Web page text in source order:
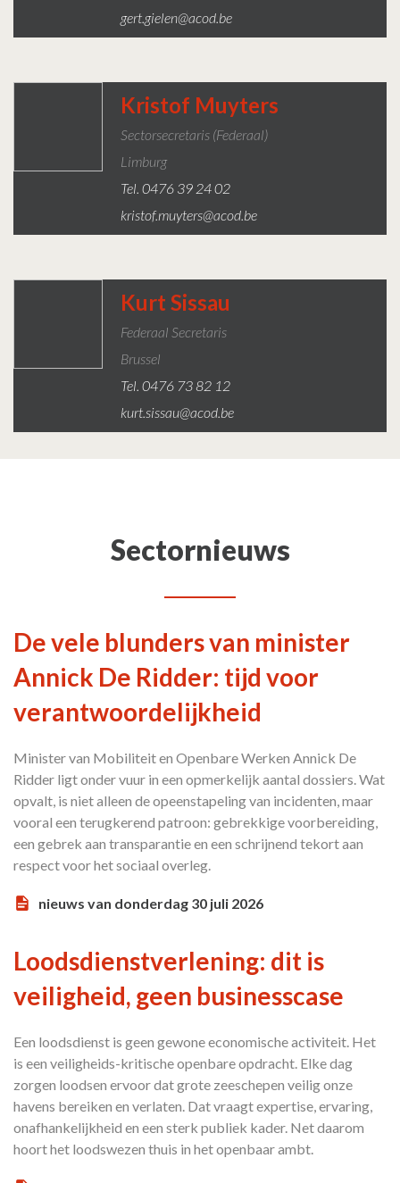
gert.gielen@acod.be
Kristof Muyters
Sectorsecretaris (Federaal)
Limburg
Tel. 0476 39 24 02
kristof.muyters@acod.be
Kurt Sissau
Federaal Secretaris
Brussel
Tel. 0476 73 82 12
kurt.sissau@acod.be
Sectornieuws
De vele blunders van minister
Annick De Ridder: tijd voor
verantwoordelijkheid
Minister van Mobiliteit en Openbare Werken Annick De
Ridder ligt onder vuur in een opmerkelijk aantal dossiers. Wat
opvalt, is niet alleen de opeenstapeling van incidenten, maar
vooral een terugkerend patroon: gebrekkige voorbereiding,
een gebrek aan transparantie en een schrijnend tekort aan
respect voor het sociaal overleg.
nieuws van donderdag 30 juli 2026
Loodsdienstverlening: dit is
veiligheid, geen businesscase
Een loodsdienst is geen gewone economische activiteit. Het
is een veiligheids-kritische openbare opdracht. Elke dag
zorgen loodsen ervoor dat grote zeeschepen veilig onze
havens bereiken en verlaten. Dat vraagt expertise, ervaring,
onafhankelijkheid en een sterk publiek kader. Net daarom
hoort het loodswezen thuis in het openbaar ambt.